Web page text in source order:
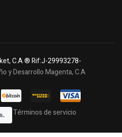
C.A ® Rif:J-29993278-
y Desarrollo Magenta, C.A
Términos de servicio